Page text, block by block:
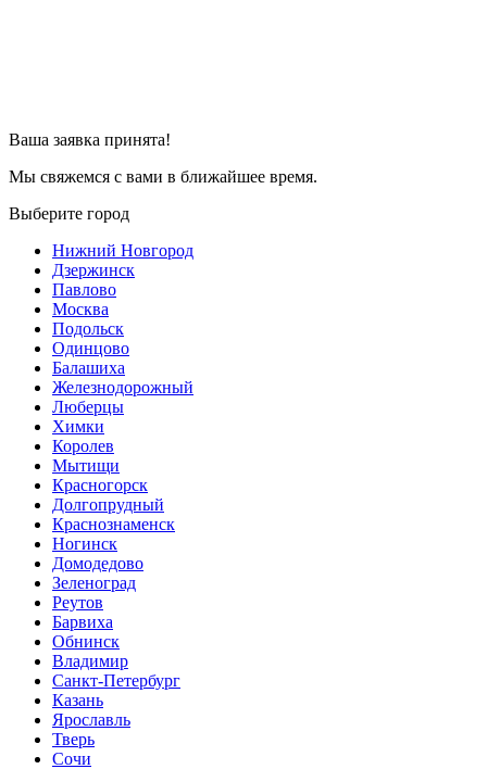
Ваша заявка принята!
Мы свяжемся с вами в ближайшее время.
Выберите город
Нижний Новгород
Дзержинск
Павлово
Москва
Подольск
Одинцово
Балашиха
Железнодорожный
Люберцы
Химки
Королев
Мытищи
Красногорск
Долгопрудный
Краснознаменск
Ногинск
Домодедово
Зеленоград
Реутов
Барвиха
Обнинск
Владимир
Санкт-Петербург
Казань
Ярославль
Тверь
Сочи